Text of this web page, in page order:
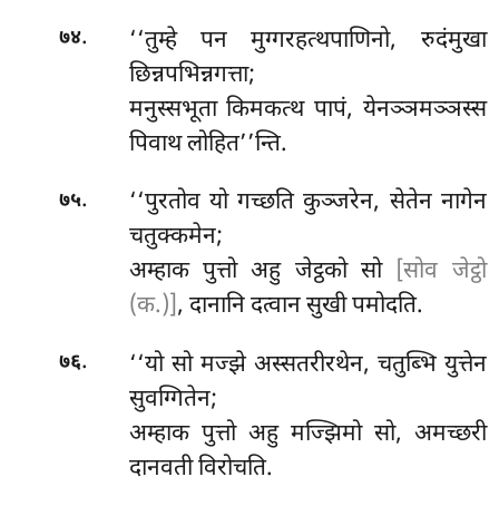
७४.
‘‘तुम्हे पन मुग्गरहत्थपाणिनो, रुदंमुखा
छिन्नपभिन्नगत्ता;
मनुस्सभूताकिमकत्थ पापं, येनञ्ञमञ्ञस्स
पिवाथ लोहित’’न्ति.
७५.
‘‘पुरतोव यो गच्छति कुञ्जरेन, सेतेन नागेन
चतुक्कमेन;
अम्हाक पुत्तो अहु जेट्ठको सो [सोव जेट्ठो
(क.)], दानानि दत्वान सुखी पमोदति.
७६. ‘‘यो सो मज्झे अस्सतरीरथेन, चतुब्भि युत्तेन
सुवग्गितेन;
अम्हाक पुत्तो अहु मज्झिमो सो, अमच्छरी
दानवती विरोचति.